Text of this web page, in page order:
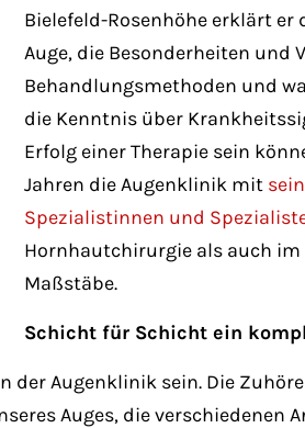
Bielefeld-Rosenhöhe erklärt
Auge, die Besonderheiten und
Behandlungsmethoden und
die Kenntnis über
Erfolg einer Therapie sein
Jahren die Augenklinik mit
Spezialistinnen und
Hornhautchirurgie als auch im
Maßstäbe.
Schicht für Schicht ein
der Augenklinik sein. Die
Auges, die verschiedenen